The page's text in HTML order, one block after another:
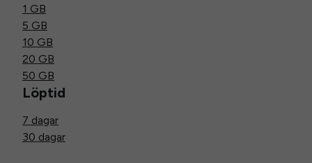
1 GB
5 GB
10 GB
20 GB
50 GB
Löptid
7 dagar
30 dagar